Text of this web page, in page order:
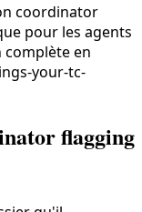
coordinator
pour les agents
en
your-tc-
flagging